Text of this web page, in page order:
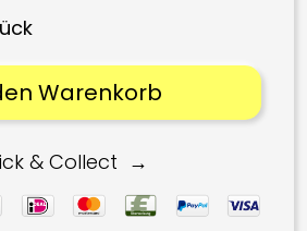
Warenkorb
& Collect